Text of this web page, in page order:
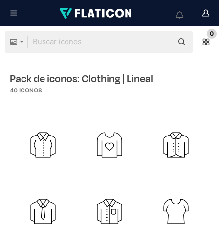
0
Pack de iconos: Clothing| Lineal
40 ICONOS